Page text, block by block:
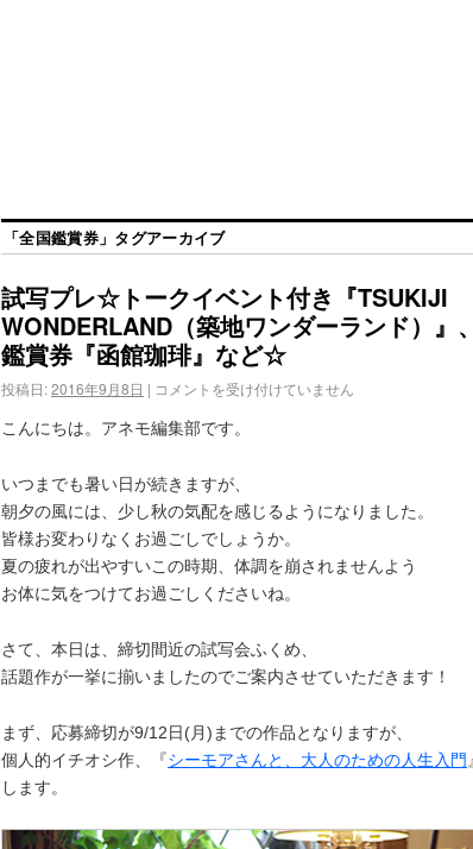
「全国鑑賞券」タグアーカイブ
試写プレ☆トークイベント付き『TSUKIJI
WONDERLAND（築地ワンダーランド）』
鑑賞券『函館珈琲』など☆
投稿日:2016年9月8日 | コメントを受け付けていません
こんにちは。アネモ編集部です。
いつまでも暑い日が続きますが、
朝夕の風には、少し秋の気配を感じるようになりました。
皆様お変わりなくお過ごしでしょうか。
夏の疲れが出やすいこの時期、体調を崩されませんよう
お体に気をつけてお過ごしくださいね。
さて、本日は、締切間近の試写会ふくめ、
話題作が一挙に揃いましたのでご案内させていただきます！
まず、応募締切が9/12日(月)までの作品となりますが、
個人的イチオシ作、『シーモアさんと、大人のための人生入門
します。